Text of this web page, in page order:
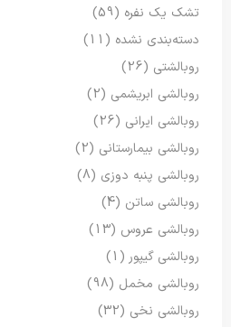
تشک یک نفره (59)
دسته‌بندی نشده (11)
روبالشتی (26)
روبالشی ابریشمی (2)
روبالشی ایرانی (26)
روبالشی بیمارستانی (2)
روبالشی پنبه دوزی (8)
روبالشی ساتن (4)
روبالشی عروس (13)
روبالشی گیپور (1)
روبالشی مخمل (98)
روبالشی نخی (32)